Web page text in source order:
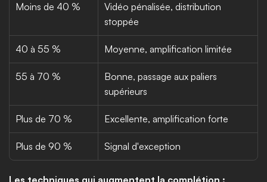
Moins de 40 %
Vidéo pénalisée, distribution
stoppée
40 à 55 % Moyenne, amplification limitée
55 à 70 %
Bonne, passage aux paliers
supérieurs
Plus de 70 % Excellente, amplification forte
Plus de 90 % Signal d'exception
Les techniques qui augmentent la complétion :